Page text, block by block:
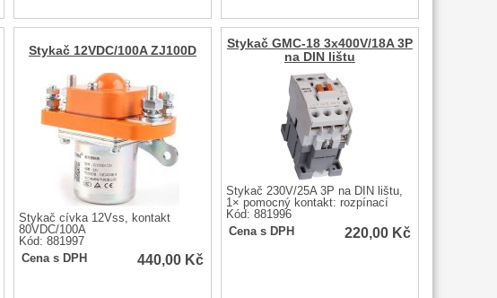
Stykač 12VDC/100A ZJ100D
Stykač cívka 12Vss, kontakt
80VDC/100A
Kód: 881997
Cena s DPH
440,00 Kč
Stykač GMC-18 3x400V/18A 3P
na DIN lištu
Stykač 230V/25A 3P na DIN lištu,
1× pomocný kontakt: rozpínací
Kód: 881996
Cena s DPH
220,00 Kč